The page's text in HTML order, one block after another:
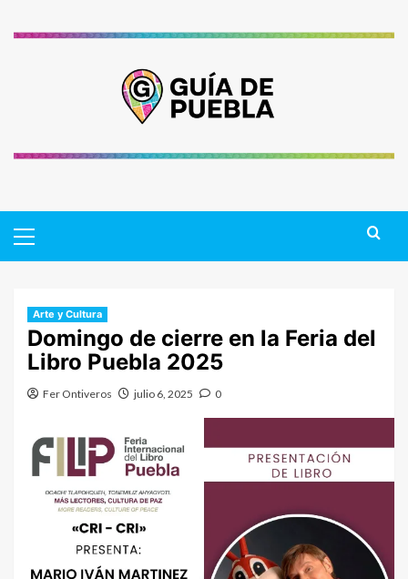
Menu
Arte y Cultura
Domingo de cierre en la Feria del
Libro Puebla 2025
Fer Ontiveros julio 6, 2025 0